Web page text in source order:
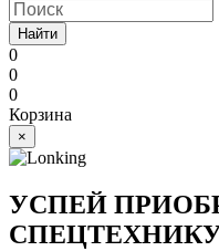
Найти
0
0
0
Корзина
×
УСПЕЙ